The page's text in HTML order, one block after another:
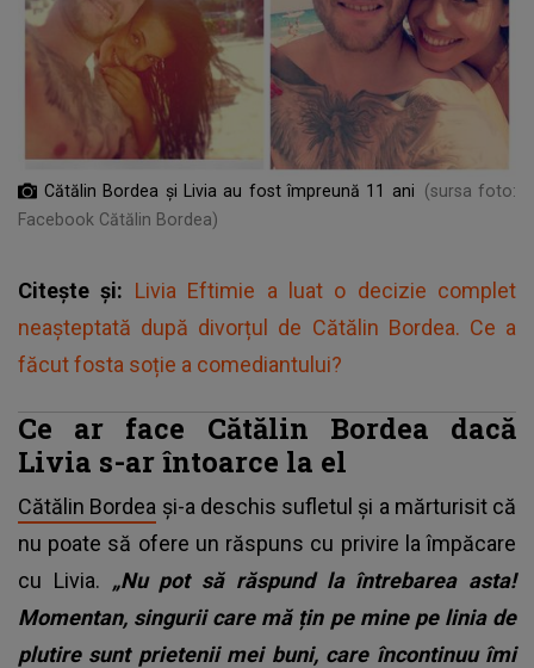
Cătălin Bordea și Livia au fost împreună 11 ani
(sursa foto:
Facebook Cătălin Bordea)
Citește și: Livia Eftimie a luat o decizie complet
neașteptată după divorțul de Cătălin Bordea. Ce a
făcut fosta soție a comediantului?
Ce ar face Cătălin Bordea dacă
Livia s-ar întoarce la el
Cătălin Bordea și-a deschis sufletul și a mărturisit că
nu poate să ofere un răspuns cu privire la împăcare
cu Livia. „Nu pot să răspund la întrebarea asta!
Momentan, singurii care mă țin pe mine pe linia de
plutire sunt prietenii mei buni, care încontinuu îmi